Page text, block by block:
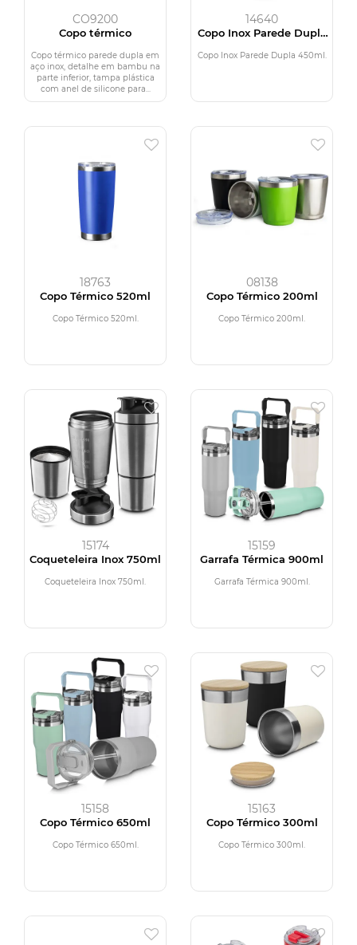
CO9200
Copo térmico
Copo térmico parede dupla em
aço inox, detalhe em bambu na
parte inferior, tampa plástica
com anel de silicone para...
14640
Copo Inox Parede Dupla
Copo Inox Parede Dupla 450ml.
18763
Copo Térmico 520ml
Copo Térmico 520ml.
08138
Copo Térmico 200ml
Copo Térmico 200ml.
15174
Coqueteleira Inox 750ml
Coqueteleira Inox 750ml.
15159
Garrafa Térmica 900ml
Garrafa Térmica 900ml.
15158
Copo Térmico 650ml
Copo Térmico 650ml.
15163
Copo Térmico 300ml
Copo Térmico 300ml.